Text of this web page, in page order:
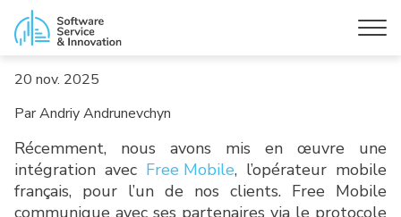
20 nov. 2025
Par Andriy Andrunevchyn
Récemment, nous avons mis en œuvre une
intégration avec Free Mobile, l’opérateur mobile
français, pour l’un de nos clients. Free Mobile
communique avec ses partenaires via le protocole